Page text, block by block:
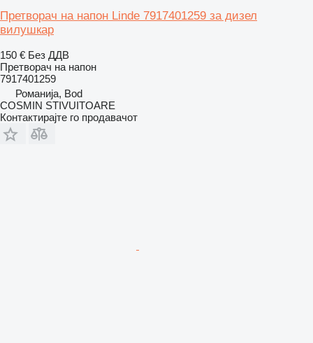
Претворач на напон Linde 7917401259 за дизел
вилушкар
150 € Без ДДВ
Претворач на напон
7917401259
Романија, Bod
COSMIN STIVUITOARE
Контактирајте го продавачот